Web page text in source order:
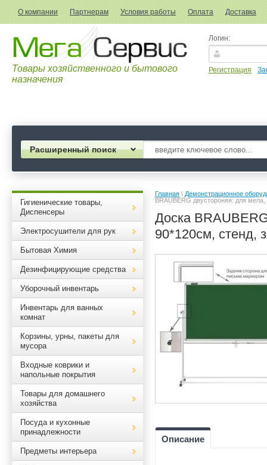
О компании Партнерам Условия работы Оплата Доставка
Товары хозяйственного и бытового
назначения
Логин:
Регистрация
Расширенный поиск
Гигиенические товары,
Диспенсеры
Электросушители для рук
Бытовая Химия
Дезинфицирующие средства
Уборочный инвентарь
Инвентарь для ванных
комнат
Корзины, урны, пакеты для
мусора
Входные коврики и
напольные покрытия
Товары для домашнего
хозяйства
Посуда и кухонные
принадлежности
Предметы интерьера
Главная \ Демонстрационное
BRAUBERG двустороняя: для
Доска
90*120см, стенд,
Описание